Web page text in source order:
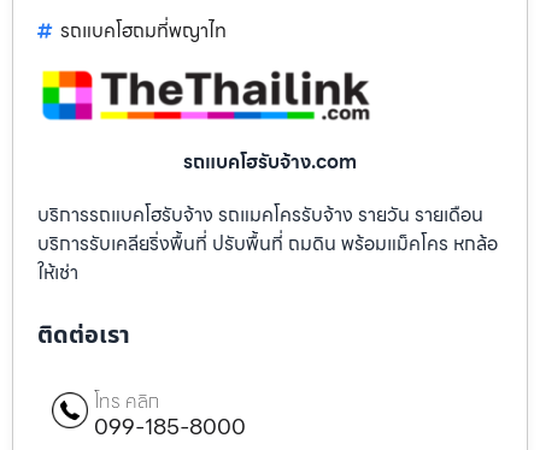
รถแบคโฮถมที่พญาไท
รถแบคโฮรับจ้าง.com
บริการรถแบคโฮรับจ้าง รถแมคโครรับจ้าง รายวัน รายเดือน
บริการรับเคลียริ่งพื้นที่ ปรับพื้นที่ ถมดิน พร้อมแม็คโคร หกล้อ
ให้เช่า
ติดต่อเรา
โทร คลิก
099-185-8000